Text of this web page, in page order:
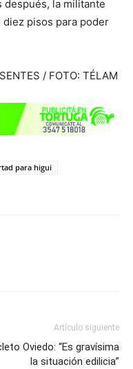
después, la militante
pisos para poder
/ FOTO: TÉLAM
para higui
Artículo siguiente
Oviedo: “Es gravísima
la situación edilicia”